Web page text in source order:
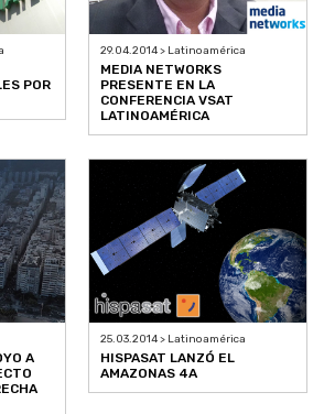
POR
29.04.2014 > Latinoamérica
MEDIA NETWORKS
PRESENTE EN LA
CONFERENCIA VSAT
LATINOAMÉRICA
A
25.03.2014 > Latinoamérica
HISPASAT LANZÓ EL
AMAZONAS 4A